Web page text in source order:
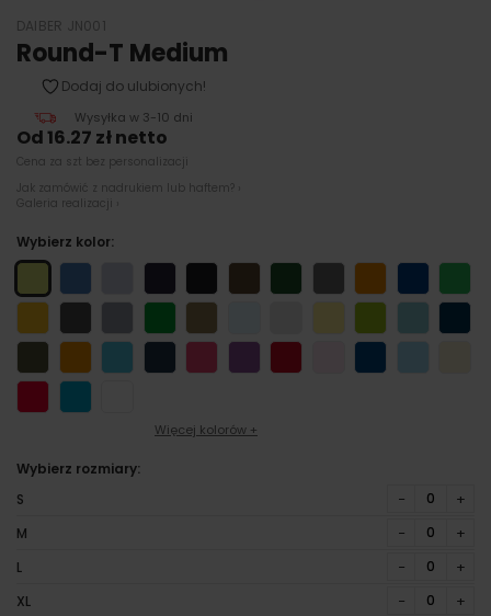
DAIBER JN001
Round-T Medium
Dodaj do ulubionych!
Wysyłka w 3-10 dni
Od 16.27 zł netto
Cena za szt bez personalizacji
Jak zamówić z nadrukiem lub haftem? ›
Galeria realizacji ›
Wybierz kolor:
Więcej kolorów +
Wybierz rozmiary:
S
− +
M − +
L − +
XL − +